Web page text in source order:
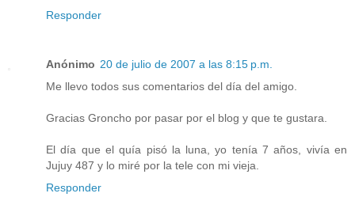
Responder
Anónimo 20 de julio de 2007 a las 8:15 p.m.
Me llevo todos sus comentarios del día del amigo.
Gracias Groncho por pasar por el blog y que te gustara.
El día que el quía pisó la luna, yo tenía 7 años, vivía en
Jujuy 487 y lo miré por la tele con mi vieja.
Responder